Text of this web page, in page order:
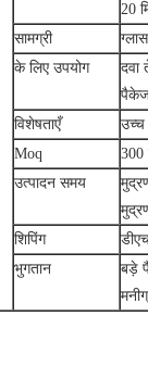
20
सामग्री
के लिए उपयोग
दवा
विशेषताएँ
उच्च
Moq
300
उत्पादन समय
शिपिंग
भुगतान
बड़े